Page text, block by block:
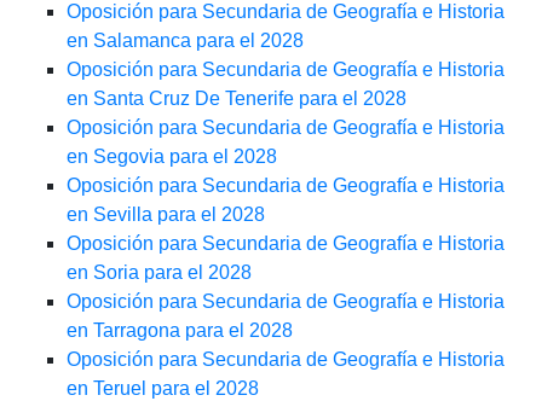
Oposición para Secundaria de Geografía e Historia
en Salamanca para el 2028
Oposición para Secundaria de Geografía e Historia
en Santa Cruz De Tenerife para el 2028
Oposición para Secundaria de Geografía e Historia
en Segovia para el 2028
Oposición para Secundaria de Geografía e Historia
en Sevilla para el 2028
Oposición para Secundaria de Geografía e Historia
en Soria para el 2028
Oposición para Secundaria de Geografía e Historia
en Tarragona para el 2028
Oposición para Secundaria de Geografía e Historia
en Teruel para el 2028